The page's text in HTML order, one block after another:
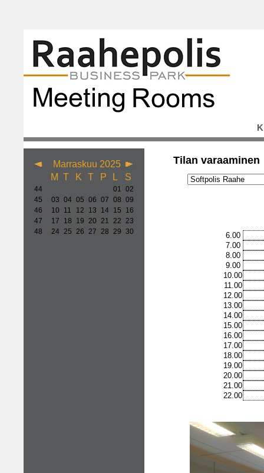
Marraskuu 2025
M T K T P L S
44 01 02
45
03 04 05 06 07 08 09
46
10 11 12 13 14 15
16
47
17 18 19 20 21 22 23
48
24 25 26 27 28 29 30
Tilan varaaminen
6.00
7.00
8.00
9.00
10.00
11.00
12.00
13.00
14.00
15.00
16.00
17.00
18.00
19.00
20.00
21.00
22.00